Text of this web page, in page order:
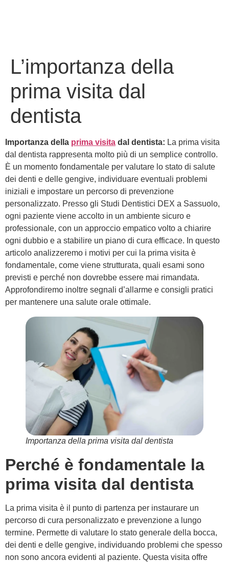
L’importanza della
prima visita dal
dentista
Importanza della prima visita dal dentista: La prima visita
dal dentista rappresenta molto più di un semplice controllo.
È un momento fondamentale per valutare lo stato di salute
dei denti e delle gengive, individuare eventuali problemi
iniziali e impostare un percorso di prevenzione
personalizzato. Presso gli Studi Dentistici DEX a Sassuolo,
ogni paziente viene accolto in un ambiente sicuro e
professionale, con un approccio empatico volto a chiarire
ogni dubbio e a stabilire un piano di cura efficace. In questo
articolo analizzeremo i motivi per cui la prima visita è
fondamentale, come viene strutturata, quali esami sono
previsti e perché non dovrebbe essere mai rimandata.
Approfondiremo inoltre segnali d’allarme e consigli pratici
per mantenere una salute orale ottimale.
Importanza della prima visita dal dentista
Perché è fondamentale la
prima visita dal dentista
La prima visita è il punto di partenza per instaurare un
percorso di cura personalizzato e prevenzione a lungo
termine. Permette di valutare lo stato generale della bocca,
dei denti e delle gengive, individuando problemi che spesso
non sono ancora evidenti al paziente. Questa visita offre